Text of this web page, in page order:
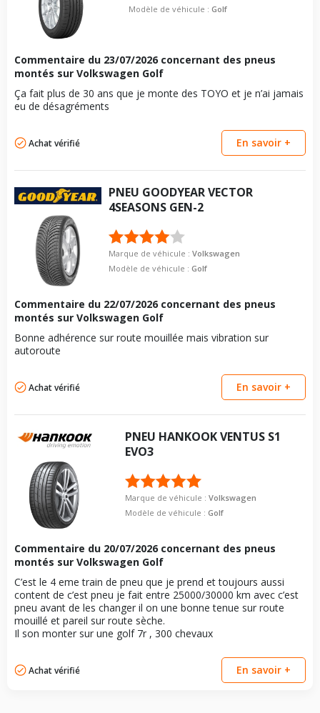
boulon
Pour la visserie, afin de garantir une parfaite compatibilité, nous
vous conseillons de contacter directement le constructeur.
Taille de la tête de boulon
17
Longueur du boulon
boulon
Pour la visserie, afin de garantir une parfaite compatibilité, nous
vous conseillons de contacter directement le constructeur.
VISSERIE VOLKSWAGEN GOLF VI VARIANT DE 07-2009 À
07-2014 2.0 TFSI (200CV)
Type de boulon
Taille de la tête de boulon
17
Longueur du boulon
Force de rotation du
boulon
Pour la visserie, afin de garantir une parfaite compatibilité, nous
vous conseillons de contacter directement le constructeur.
Modèle de véhicule : Golf
Commentaire du 23/07/2026 concernant des pneus
montés sur Volkswagen Golf
Ça fait plus de 30 ans que je monte des TOYO et je n’ai jamais
eu de désagréments
Achat vérifié En savoir +
PNEU GOODYEARVECTOR
4SEASONS GEN-2
Marque de véhicule :Volkswagen
Modèle de véhicule :Golf
Commentaire du 22/07/2026 concernant des pneus
montés sur Volkswagen Golf
Bonne adhérence sur route mouillée mais vibration sur
autoroute
Achat vérifié En savoir +
PNEU HANKOOKVENTUS S1
EVO3
Marque de véhicule : Volkswagen
Modèle de véhicule : Golf
Commentaire du 20/07/2026 concernant des pneus
montés sur Volkswagen Golf
C’est le 4 eme train de pneu que je prend et toujours aussi
content de c’est pneu je fait entre 25000/30000 km avec c’est
pneu avant de les changer il on une bonne tenue sur route
mouillé et pareil sur route sèche.
Il son monter sur une golf 7r , 300 chevaux
Achat vérifié En savoir +